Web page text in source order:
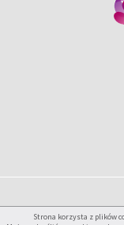
Strona korzysta z plików
Projekt graficzny i